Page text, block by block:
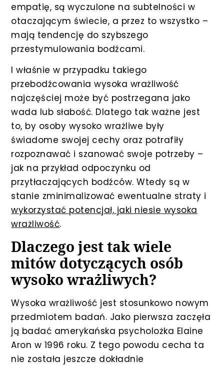
empatię, są wyczulone na subtelności w
otaczającym świecie, a przez to wszystko –
mają tendencję do szybszego
przestymulowania bodźcami.
I właśnie w przypadku takiego
przebodźcowania wysoka wrażliwość
najczęściej może być postrzegana jako
wada lub słabość. Dlatego tak ważne jest
to, by osoby wysoko wrażliwe były
świadome swojej cechy oraz potrafiły
rozpoznawać i szanować swoje potrzeby –
jak na przykład odpoczynku od
przytłaczających bodźców. Wtedy są w
stanie zminimalizować ewentualne straty i
wykorzystać potencjał, jaki niesie wysoka
wrażliwość.
Dlaczego jest tak wiele
mitów dotyczących osób
wysoko wrażliwych?
Wysoka wrażliwość jest stosunkowo nowym
przedmiotem badań. Jako pierwsza zaczęła
ją badać amerykańska psycholożka Elaine
Aron w 1996 roku. Z tego powodu cecha ta
nie została jeszcze dokładnie